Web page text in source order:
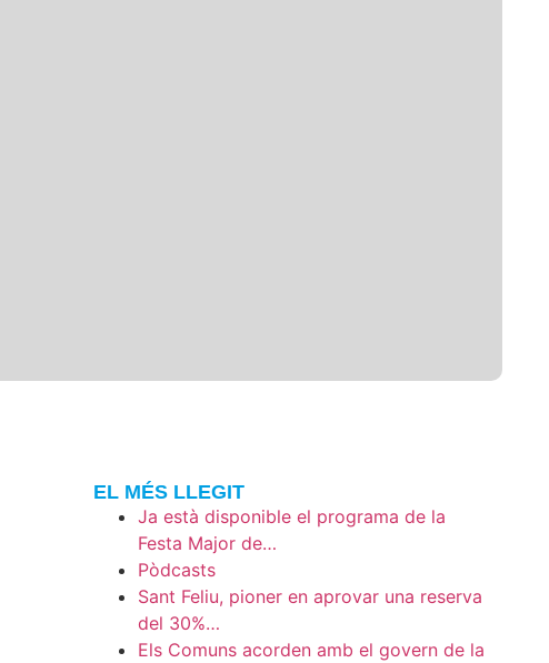
EL MÉS LLEGIT
Ja està disponible el programa de la
Festa Major de…
Pòdcasts
Sant Feliu, pioner en aprovar una reserva
del 30%…
Els Comuns acorden amb el govern de la